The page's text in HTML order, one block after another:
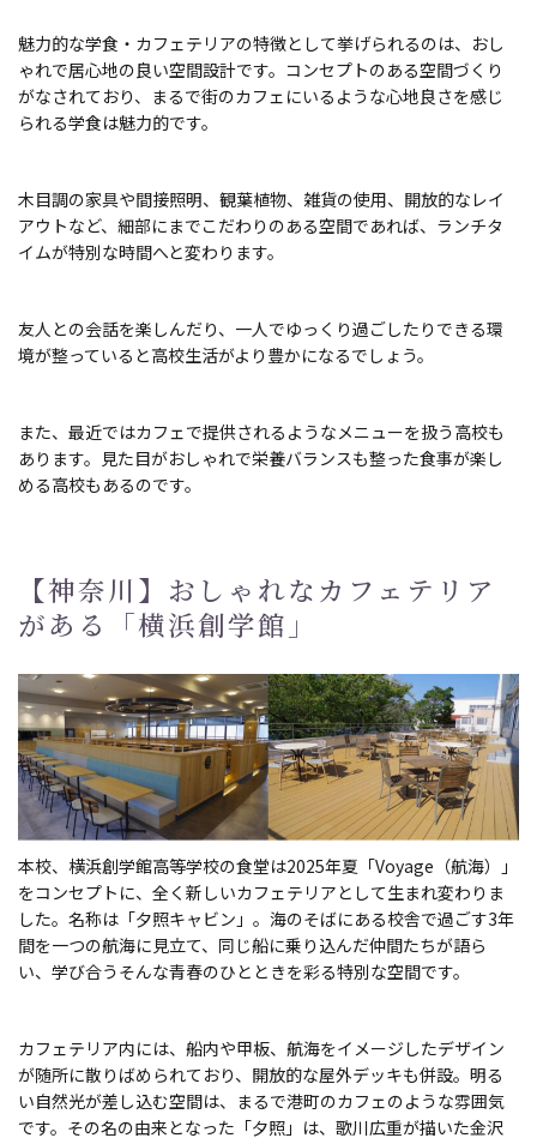
魅力的な学食・カフェテリアの特徴として挙げられるのは、おし
ゃれで居心地の良い空間設計です。コンセプトのある空間づくり
がなされており、まるで街のカフェにいるような心地良さを感じ
られる学食は魅力的です。
木目調の家具や間接照明、観葉植物、雑貨の使用、開放的なレイ
アウトなど、細部にまでこだわりのある空間であれば、ランチタ
イムが特別な時間へと変わります。
友人との会話を楽しんだり、一人でゆっくり過ごしたりできる環
境が整っていると高校生活がより豊かになるでしょう。
また、最近ではカフェで提供されるようなメニューを扱う高校も
あります。見た目がおしゃれで栄養バランスも整った食事が楽し
める高校もあるのです。
【神奈川】おしゃれなカフェテリア
がある「横浜創学館」
本校、横浜創学館高等学校の食堂は2025年夏「Voyage（航海）」
をコンセプトに、全く新しいカフェテリアとして生まれ変わりま
した。名称は「夕照キャビン」。海のそばにある校舎で過ごす3年
間を一つの航海に見立て、同じ船に乗り込んだ仲間たちが語ら
い、学び合うそんな青春のひとときを彩る特別な空間です。
カフェテリア内には、船内や甲板、航海をイメージしたデザイン
が随所に散りばめられており、開放的な屋外デッキも併設。明る
い自然光が差し込む空間は、まるで港町のカフェのような雰囲気
です。その名の由来となった「夕照」は、歌川広重が描いた金沢